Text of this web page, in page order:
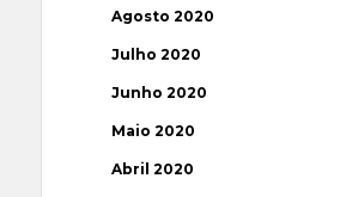
Agosto 2020
Julho 2020
Junho 2020
Maio 2020
Abril 2020